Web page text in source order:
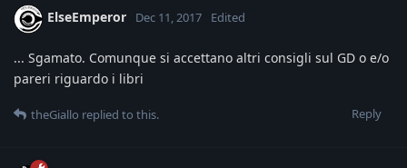
ElseEmperor Dec 11, 2017 Edited
... Sgamato. Comunque si accettano altri consigli sul GD o e/o
pareri riguardo i libri
Reply
theGiallo replied to this.